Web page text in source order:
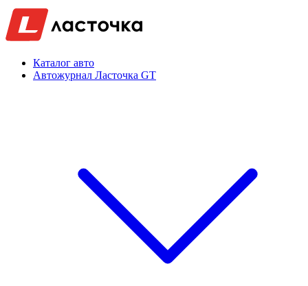
Каталог авто
Автожурнал Ласточка GT